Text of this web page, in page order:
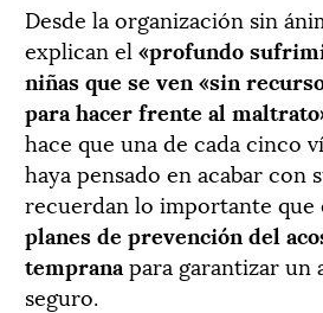
Desde la organización sin
explican el «profundo
niñas que se ven «sin
para hacer frente al
hace que una de cada cinco
haya pensado en acabar con
recuerdan lo importante que
planes de prevención del
temprana para garantizar un
seguro.